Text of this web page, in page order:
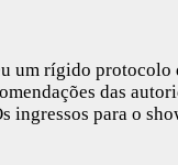
um rígido
das
ingressos para o